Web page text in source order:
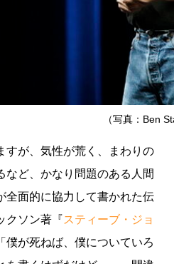
（写真：Ben
すが、気性が荒く、まわりの
など、かなり問題のある人間
全面的に協力して書かれた伝
クソン著『スティーブ・ジョ
僕が死ねば、僕についていろ